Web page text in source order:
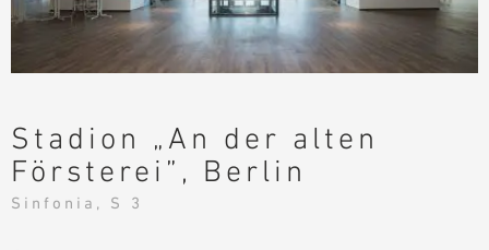
PLIKI DO POBRANIA
DEKLARACJA WŁAŚCIWOŚCI UŻYTKOWYCH (DOP)
WIDEO
ZAMÓWIENIE PRÓBKI
Stadion „An der alten
Försterei”, Berlin
Sinfonia, S 3